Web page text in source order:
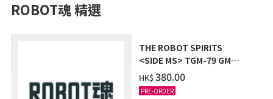
ROBOT魂 精選
THE ROBOT SPIRITS
<SIDE MS> TGM-79 GM
TRAINER ver. A.N.I.M.E.
HK$‌380.00
PRE-ORDER